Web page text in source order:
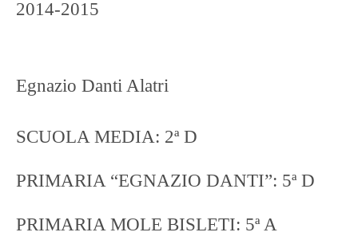
2014-2015
Egnazio Danti Alatri
SCUOLA MEDIA: 2ª D
PRIMARIA “EGNAZIO DANTI”: 5ª D
PRIMARIA MOLE BISLETI: 5ª A